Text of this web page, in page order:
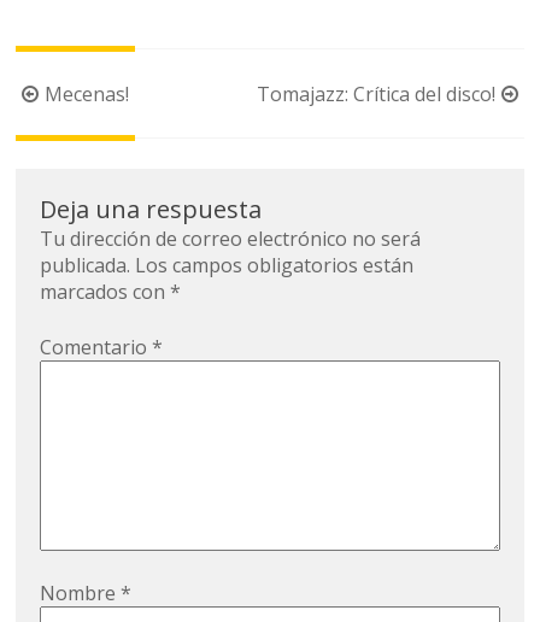
Navegación
de
Mecenas! Tomajazz: Crítica del disco!
Deja una respuesta
Tu dirección de correo electrónico no será
publicada. Los campos obligatorios están
marcados con*
Comentario*
Nombre*